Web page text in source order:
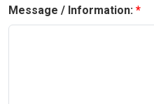
Message / Information: